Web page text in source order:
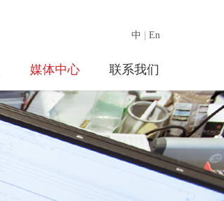
中 En
媒体中心 联系我们